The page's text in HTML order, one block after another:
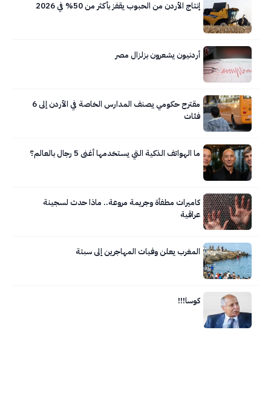
إنتاج الأردن من الحبوب يقفز بأكثر من 50% في 2026
أردنيون يشعرون بزلزال مصر
مقترح حكومي يصنف المدارس الخاصة في الأردن إلى 6
فئات
ما الهواتف الذكية التي يستخدمها أغنى 5 رجال بالعالم؟
كاميرات مطفأة وجريمة مروعة.. ماذا حدث لسجينة
عراقية
المغرب يعلن وفيات المهاجرين إلى سبتة
كوسا!!!